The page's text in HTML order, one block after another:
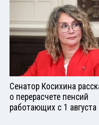
Сенатор Косихина
о перерасчете пенсий
работающих с 1 августа